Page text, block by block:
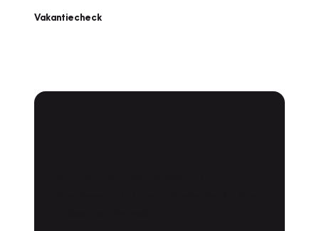
Vakantiecheck